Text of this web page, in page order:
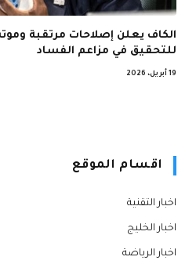
الكاف يعلن إصلاحات مرتقبة
للتحقيق في مزاعم الفساد
19 أبريل، 2026
اقسام الموقع
اخبار التقنية
اخبار الخليج
اخبار الرياضة